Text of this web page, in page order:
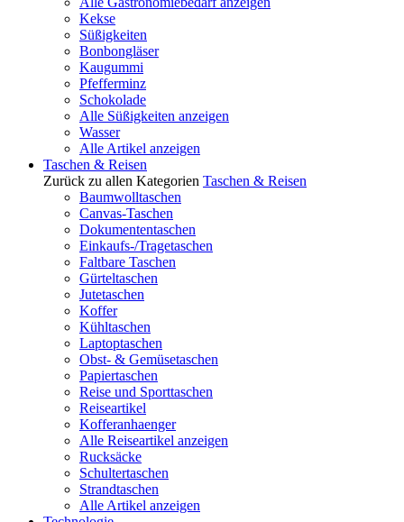
Kekse
Süßigkeiten
Bonbongläser
Kaugummi
Pfefferminz
Schokolade
Alle Süßigkeiten anzeigen
Wasser
Alle Artikel anzeigen
Taschen & Reisen
Zurück zu allen Kategorien Taschen & Reisen
Baumwolltaschen
Canvas-Taschen
Dokumententaschen
Einkaufs-/Tragetaschen
Faltbare Taschen
Gürteltaschen
Jutetaschen
Koffer
Kühltaschen
Laptoptaschen
Obst- & Gemüsetaschen
Papiertaschen
Reise und Sporttaschen
Reiseartikel
Kofferanhaenger
Alle Reiseartikel anzeigen
Rucksäcke
Schultertaschen
Strandtaschen
Alle Artikel anzeigen